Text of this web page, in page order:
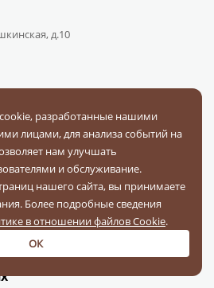
д.10
Доставка
разработанные нашими
лицами, для анализа событий на
нам улучшать
и обслуживание.
нашего сайта, вы принимаете
Более подробные сведения
в отношении файлов Cookie.
ОК